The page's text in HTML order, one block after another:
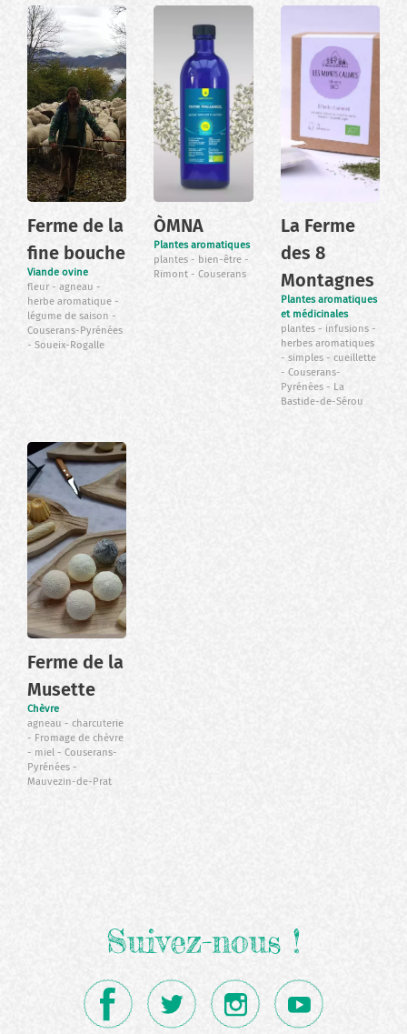
Ferme de la
fine bouche
Viande ovine
fleur
agneau
herbe aromatique
légume de saison
Couserans-Pyrénées
Soueix-Rogalle
ÒMNA
Plantes aromatiques
plantes
bien-être
Rimont
Couserans
La Ferme
des 8
Montagnes
Plantes aromatiques
et médicinales
plantes
infusions
herbes aromatiques
simples
cueillette
Couserans-
Pyrénées
La
Bastide-de-Sérou
Ferme de la
Musette
Chèvre
agneau
charcuterie
Fromage de chèvre
miel
Couserans-
Pyrénées
Mauvezin-de-Prat
Suivez-nous !